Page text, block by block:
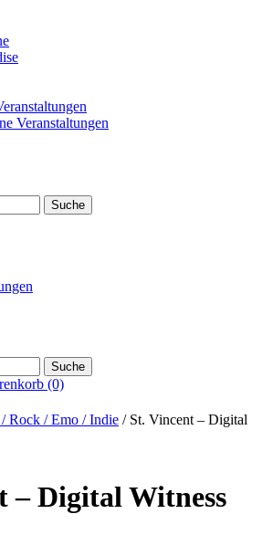
Veranstaltungen
(0)
Rock / Emo / Indie / St. Vincent ‎– Digital
‎– Digital Witness